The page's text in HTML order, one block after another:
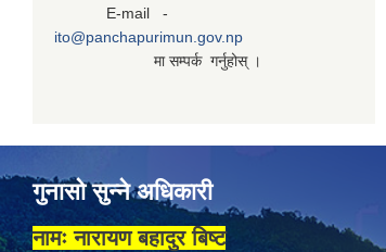
E-mail -
ito@panchapurimun.gov.np
मा सम्पर्क गर्नुहोस् ।
गुनासो सुन्ने अधिकारी
नामः नारायण बहादुर बिष्ट